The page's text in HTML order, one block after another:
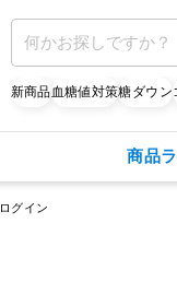
新商品血糖値対策糖ダウン
商品
ログイン